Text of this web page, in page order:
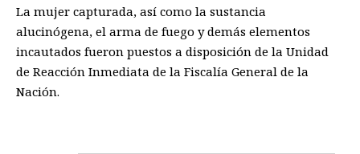
La mujer capturada, así como la sustancia
alucinógena, el arma de fuego y demás elementos
incautados fueron puestos a disposición de la Unidad
de Reacción Inmediata de la Fiscalía General de la
Nación.